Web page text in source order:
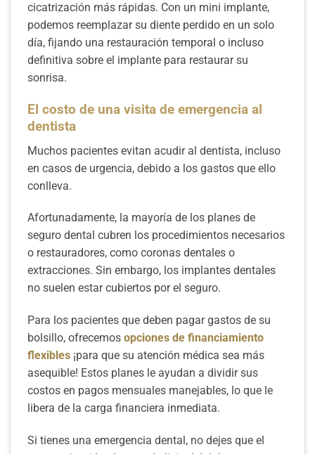
cicatrización más rápidas. Con un mini implante,
podemos reemplazar su diente perdido en un solo
día, fijando una restauración temporal o incluso
definitiva sobre el implante para restaurar su
sonrisa.
El costo de una visita de emergencia al
dentista
Muchos pacientes evitan acudir al dentista, incluso
en casos de urgencia, debido a los gastos que ello
conlleva.
Afortunadamente, la mayoría de los planes de
seguro dental cubren los procedimientos necesarios
o restauradores, como coronas dentales o
extracciones. Sin embargo, los implantes dentales
no suelen estar cubiertos por el seguro.
Para los pacientes que deben pagar gastos de su
bolsillo, ofrecemos opciones de financiamiento
flexibles ¡para que su atención médica sea más
asequible! Estos planes le ayudan a dividir sus
costos en pagos mensuales manejables, lo que le
libera de la carga financiera inmediata.
Si tienes una emergencia dental, no dejes que el